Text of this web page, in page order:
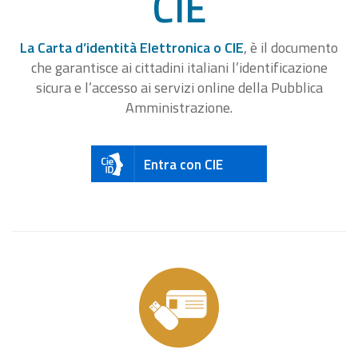
La Carta d’identità Elettronica o CIE, è il documento
che garantisce ai cittadini italiani l’identificazione
sicura e l’accesso ai servizi online della Pubblica
Amministrazione.
Entra con CIE